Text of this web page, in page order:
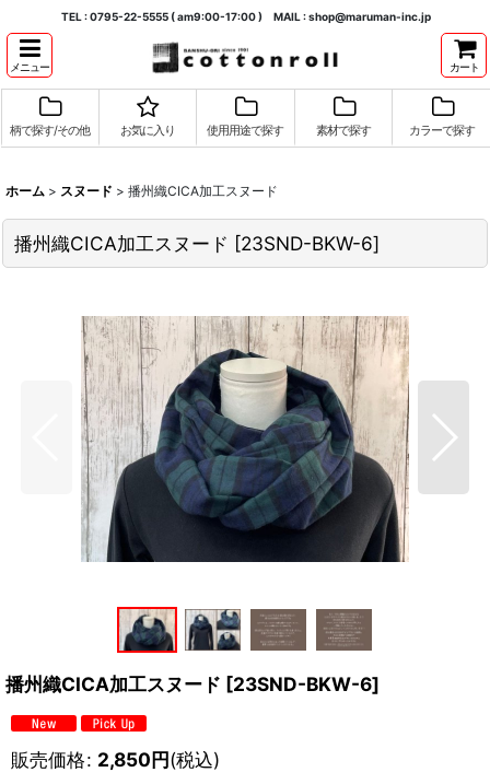
TEL : 0795-22-5555 ( am9:00-17:00 ) MAIL : shop@maruman-inc.jp
メニュー カート
柄で探す/その他 お気に入り 使用用途で探す 素材で探す カラーで探す
ホーム > スヌード > 播州織CICA加工スヌード
播州織CICA加工スヌード [23SND-BKW-6]
播州織CICA加工スヌード [23SND-BKW-6]
販売価格: 2,850円(税込)